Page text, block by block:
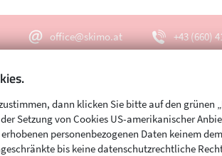
office@skimo.at +43 (660)
Menu
dann klicken Sie bitte auf den grünen
Setzung von Cookies US-amerikanischer
personenbezogenen Daten keinem
bis keine datenschutzrechtliche